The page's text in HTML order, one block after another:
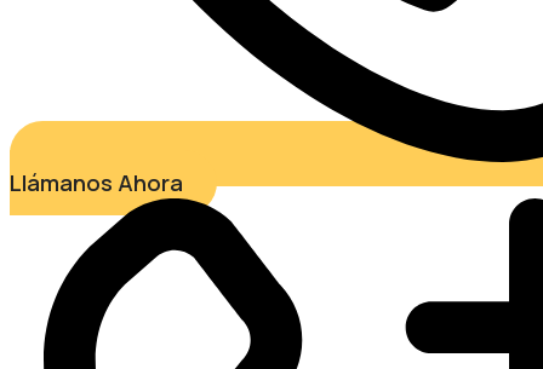
Llámanos Ahora